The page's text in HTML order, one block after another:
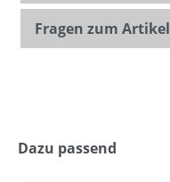
Fragen zum Artikel
Dazu passend